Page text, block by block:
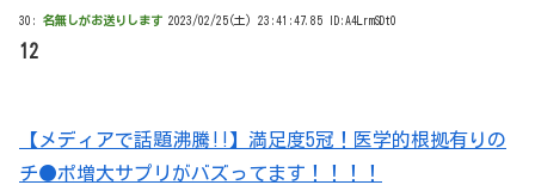
30: 名無しがお送りします 2023/02/25(土) 23:41:47.85 ID:A4LrmSDt0
12
【メディアで話題沸騰!!】満足度5冠！医学的根拠有りの
チ●ポ増大サプリがバズってます！！！！